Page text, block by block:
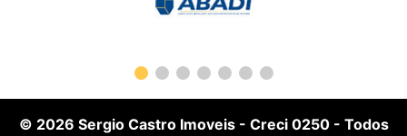
© 2026 Sergio Castro Imoveis- Creci 0250- Todos